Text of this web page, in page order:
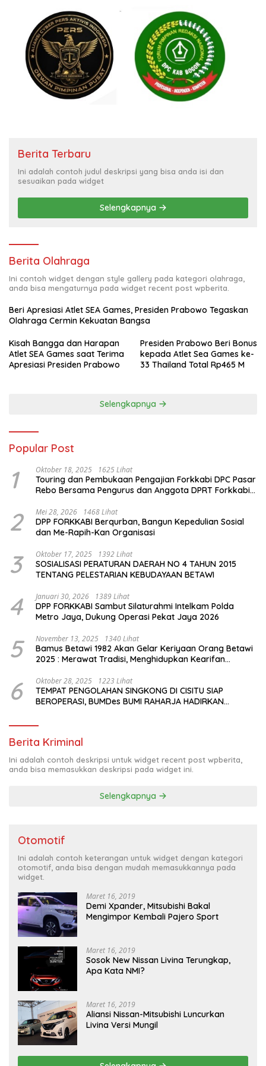
Berita Terbaru
Ini adalah contoh judul deskripsi yang bisa anda isi dan
sesuaikan pada widget
Selengkapnya
Berita Olahraga
Ini contoh widget dengan style gallery pada kategori olahraga,
anda bisa mengaturnya pada widget recent post wpberita.
Beri Apresiasi Atlet SEA Games, Presiden Prabowo Tegaskan
Olahraga Cermin Kekuatan Bangsa
Kisah Bangga dan Harapan
Atlet SEA Games saat Terima
Apresiasi Presiden Prabowo
Presiden Prabowo Beri Bonus
kepada Atlet Sea Games ke-
33 Thailand Total Rp465 M
Selengkapnya
Popular Post
1 Oktober 18, 2025 1625 Lihat
Touring dan Pembukaan Pengajian Forkkabi DPC Pasar
Rebo Bersama Pengurus dan Anggota DPRT Forkkabi
2 Mei 28, 2026 1468 Lihat
DPP FORKKABI Berqurban, Bangun Kepedulian Sosial
dan Me-Rapih-Kan Organisasi
3 Oktober 17, 2025 1392 Lihat
SOSIALISASI PERATURAN DAERAH NO 4 TAHUN 2015
TENTANG PELESTARIAN KEBUDAYAAN BETAWI
4 Januari 30, 2026 1389 Lihat
DPP FORKKABI Sambut Silaturahmi Intelkam Polda
Metro Jaya, Dukung Operasi Pekat Jaya 2026
5 November 13, 2025 1340 Lihat
Bamus Betawi 1982 Akan Gelar Keriyaan Orang Betawi
2025 : Merawat Tradisi, Menghidupkan Kearifan
6 Oktober 28, 2025 1223 Lihat
TEMPAT PENGOLAHAN SINGKONG DI CISITU SIAP
BEROPERASI, BUMDes BUMI RAHARJA HADIRKAN
Berita Kriminal
Ini adalah contoh deskripsi untuk widget recent post wpberita,
anda bisa memasukkan deskripsi pada widget ini.
Selengkapnya
Otomotif
Ini adalah contoh keterangan untuk widget dengan kategori
otomotif, anda bisa dengan mudah memasukkannya pada
widget.
Maret 16, 2019
Demi Xpander, Mitsubishi Bakal
Mengimpor Kembali Pajero Sport
Maret 16, 2019
Sosok New Nissan Livina Terungkap,
Apa Kata NMI?
Maret 16, 2019
Aliansi Nissan-Mitsubishi Luncurkan
Livina Versi Mungil